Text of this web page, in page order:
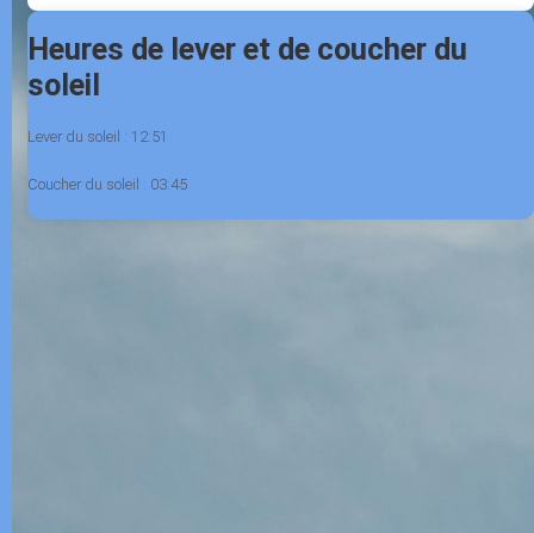
Heures de lever et de coucher du
soleil
Lever du soleil : 12:51
Coucher du soleil : 03:45